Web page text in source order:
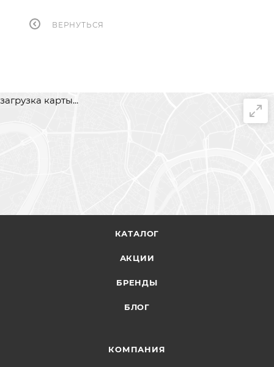
ВЕРНУТЬСЯ
загрузка карты...
КАТАЛОГ
АКЦИИ
БРЕНДЫ
БЛОГ
КОМПАНИЯ